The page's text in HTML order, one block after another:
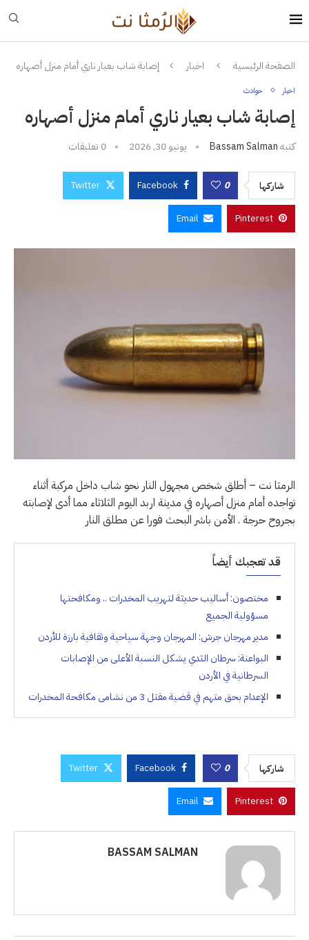
الصفحة الرئيسية اخبار إصابة شاب بعيار ناري أمام منزل أصهاره
اخبار حوادث
إصابة شاب بعيار ناري أمام منزل أصهاره
كتبهBassam Salman يونيو 30, 2026 0 تعليقات
شاركها 0
Facebook
Twitter
Pinterest
Email
الرمثا نت – أطلق شخص مجهول النار نحو شاب داخل مركبة أثناء
تواجده أمام منزل أصهاره في مدينة اربد اليوم الثلاثاء مما أدى لإصابته
بجروح حرجة . الأمن باشر البحث فورا عن مطلق النار
قد تعجبك أيضاً
مختصون: أساليب حديثة لتهريب المخدرات .. ومكافحتها
مسؤولية الجميع
مدير مهرجان جرش: المهرجان وجهة سياحية وثقافية بارزة للأردن
البواعنة: سرطان الثدي يشكل النسبة الأعلى من الإصابات
السرطانية في الأردن
الإعدام بحق متهم في قضية مقتل 3 من نشامى مكافحة المخدرات
شاركها 0
Facebook
Twitter
Pinterest
Email
BASSAM SALMAN